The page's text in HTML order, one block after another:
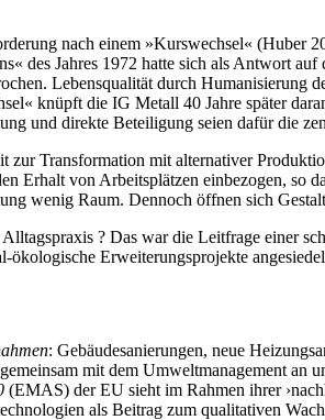
nach einem »Kurswechsel« (Huber
des Jahres 1972 hatte sich als Antwort
Lebensqualität durch
knüpft die IG Metall 40 Jahre später
und direkte Beteiligung seien dafür die
Transformation mit alternativer
Erhalt von Arbeitsplätzen einbezogen, so
wenig Raum. Dennoch öffnen sich
? Das war die Leitfrage einer
ökologische Erweiterungsprojekte
: Gebäudesanierungen, neue
mit dem Umweltmanagement
(EMAS) der EU sieht im Rahmen ihrer
als Beitrag zum qualitativen